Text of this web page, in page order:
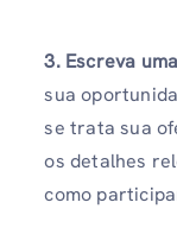
3. Escreva
sua
se trata sua
os detalhes
como